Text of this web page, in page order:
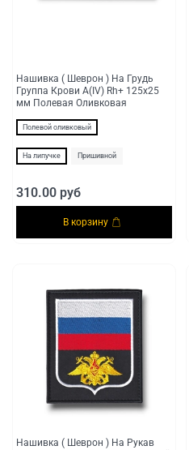
Нашивка ( Шеврон ) На Грудь
Группа Крови А(IV) Rh+ 125х25
мм Полевая Оливковая
Полевой оливковый
На липучке Пришивной
310.00 руб
В корзину
Нашивка ( Шеврон ) На Рукав